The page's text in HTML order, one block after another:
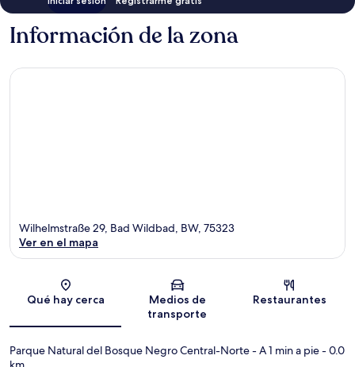
Información de la zona
Sección del mapa
Wilhelmstraße 29, Bad Wildbad, BW, 75323
Ver en el mapa
Qué hay cerca
Medios de
transporte
Restaurantes
Parque Natural del Bosque Negro Central-Norte- A 1 min a pie- 0.0